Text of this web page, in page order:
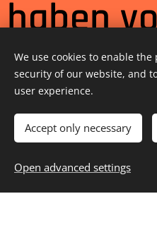
haben
Mann
werden
darum
von
We use cookies to enable
security of our website, and
user experience.
Accept only necessary
Open advanced settings